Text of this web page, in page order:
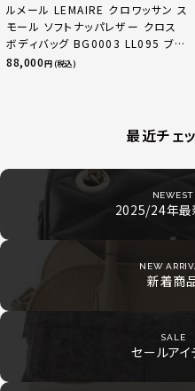
ルメール LEMAIRE クロワッサン ス
モール ソフトナッパレザー クロス
ボディバッグ BG0003 LL095 ブラ
ック
88,000円 (税込)
最近チェ
NEWEST
2025/24年最
NEW
新着商
SALE
セールアイ